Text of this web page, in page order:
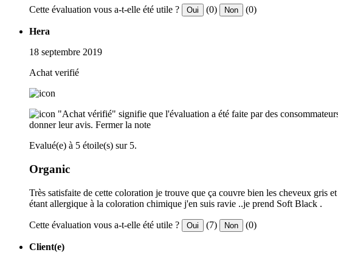
Cette évaluation vous a-t-elle été utile ? Oui (0) Non (0)
Hera
18 septembre 2019
Achat verifié
"Achat vérifié" signifie que l'évaluation a été faite par des
donner leur avis. Fermer la note
Evalué(e) à 5 étoile(s) sur 5.
Organic
Très satisfaite de cette coloration je trouve que ça couvre bien les cheveux gris
étant allergique à la coloration chimique j'en suis ravie ..je prend Soft Black .
Cette évaluation vous a-t-elle été utile ? Oui (7) Non (0)
Client(e)